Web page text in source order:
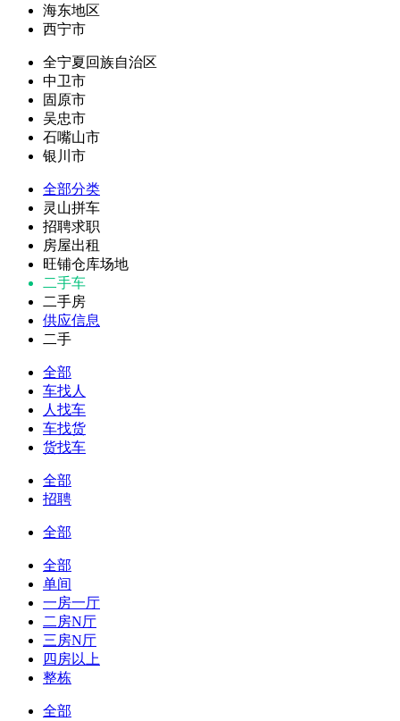
海东地区
西宁市
全宁夏回族自治区
中卫市
固原市
吴忠市
石嘴山市
银川市
全部分类
灵山拼车
招聘求职
房屋出租
旺铺仓库场地
二手车
二手房
供应信息
二手
全部
车找人
人找车
车找货
货找车
全部
招聘
全部
全部
单间
一房一厅
二房N厅
三房N厅
四房以上
整栋
全部